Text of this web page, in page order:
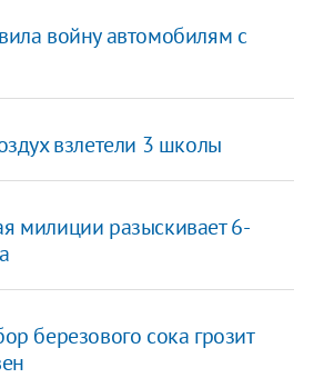
войну автомобилям с
взлетели 3 школы
милиции разыскивает 6-
березового сока грозит